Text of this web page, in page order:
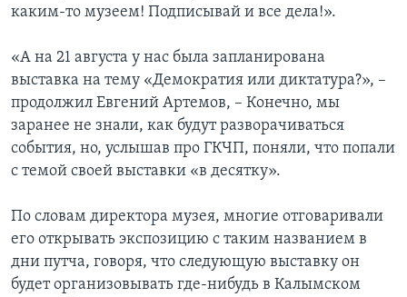
каким-то музеем! Подписывай и все дела!».
«А на 21 августа у нас была запланирована
выставка на тему «Демократия или диктатура?», –
продолжил Евгений Артемов, – Конечно, мы
заранее не знали, как будут разворачиваться
события, но, услышав про ГКЧП, поняли, что попали
с темой своей выставки «в десятку».
По словам директора музея, многие отговаривали
его открывать экспозицию с таким названием в
дни путча, говоря, что следующую выставку он
будет организовывать где-нибудь в Калымском